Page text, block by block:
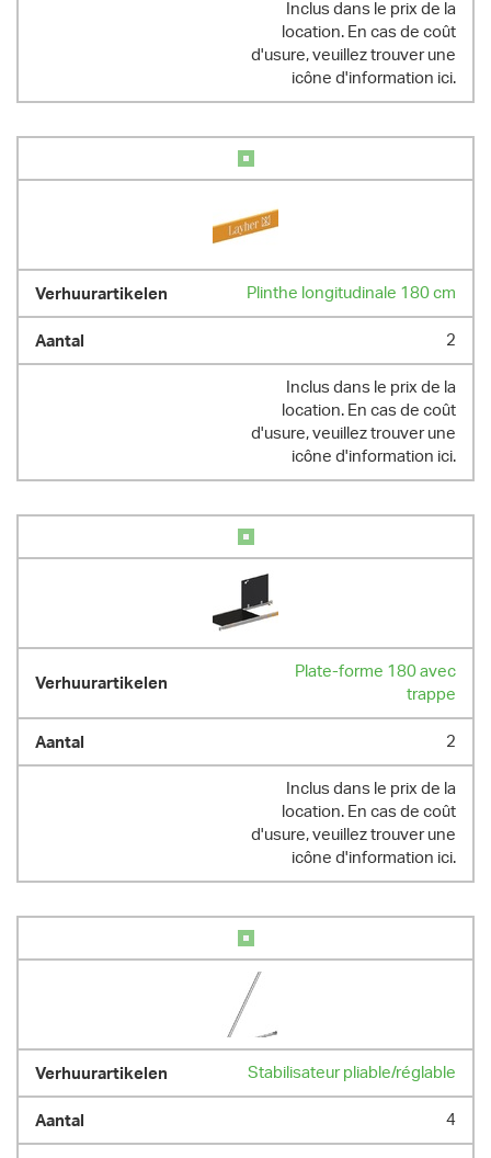
Inclus dans le prix de la
location. En cas de coût
d'usure, veuillez trouver une
icône d'information ici.
Plinthe longitudinale 180 cm
2
Inclus dans le prix de la
location. En cas de coût
d'usure, veuillez trouver une
icône d'information ici.
Plate-forme 180 avec
trappe
2
Inclus dans le prix de la
location. En cas de coût
d'usure, veuillez trouver une
icône d'information ici.
Stabilisateur pliable/réglable
4